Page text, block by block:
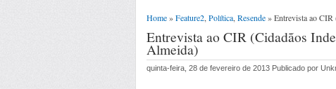
Home»Feature2 Política Resende» Entrevista ao
Entrevista ao CIR (Cidadãos
Almeida)
quinta-feira, 28 de fevereiro de 2013 Publicado por